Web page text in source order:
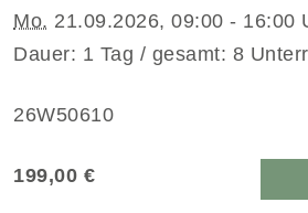
Mo. 21.09.2026, 09:00 - 16:00
Dauer: 1 Tag / gesamt: 8
26W50610
199,00 €